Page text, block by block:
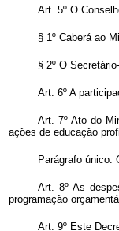
Art. 5º O
§ 1º Caberá ao
§ 2º O
Art. 6º A
Art. 7º Ato do
ações de educação
Parágrafo único.
Art. 8º As
programação
Art. 9º Este